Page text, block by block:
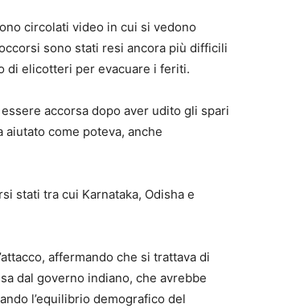
circolati video in cui si vedono
sono stati resi ancora più difficili
di elicotteri per evacuare i feriti.
accorsa dopo aver udito gli spari
come poteva, anche
stati tra cui Karnataka, Odisha e
affermando che si trattava di
dal governo indiano, che avrebbe
l’equilibrio demografico del